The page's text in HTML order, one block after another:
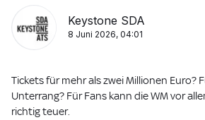
Keystone SDA
8 Juni 2026, 04:01
Tickets für mehr als zwei Millionen Euro?
Unterrang? Für Fans kann die WM vor
richtig teuer.